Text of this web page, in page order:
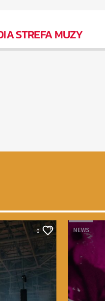
STREFA MUZY
0 NEWS